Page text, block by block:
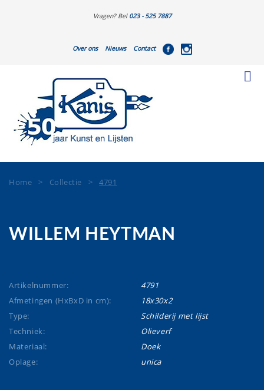
Vragen? Bel 023 - 525 7887
Over ons Nieuws Contact
Home > Collectie >4791
WILLEM HEYTMAN
Artikelnummer:
4791
Afmetingen (HxBxD in cm):
18x30x2
Type:
Schilderij met lijst
Techniek:
Olieverf
Materiaal:
Doek
Oplage:
unica